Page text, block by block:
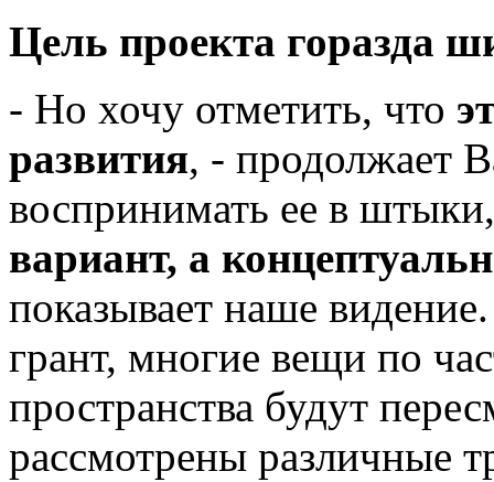
Цель проекта горазда
- Но хочу отметить, что
развития, - продолжает
воспринимать ее в
вариант, а
показывает наше
грант, многие вещи по
пространства будут
рассмотрены различные